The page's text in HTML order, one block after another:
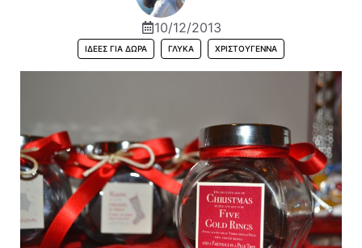
10/12/2013
ΙΔΈΕΣ ΓΙΑ ΔΏΡΑ ΓΛΥΚΆ ΧΡΙΣΤΟΎΓΕΝΝΑ